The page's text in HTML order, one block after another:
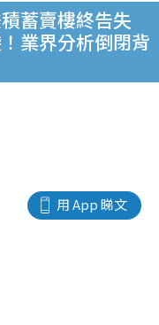
蓄賣樓終告失
業界分析倒閉背
用 App 睇文